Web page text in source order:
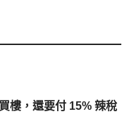
樓，還要付 15% 辣稅